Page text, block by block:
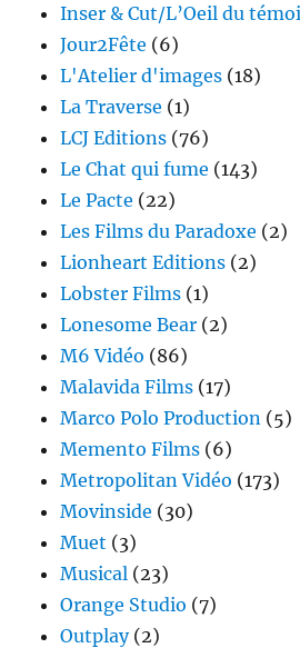
Inser & Cut/L’Oeil du
Jour2Fête (6)
L'Atelier d'images (18)
La Traverse (1)
LCJ Editions (76)
Le Chat qui fume (143)
Le Pacte (22)
Les Films du Paradoxe (2)
Lionheart Editions (2)
Lobster Films (1)
Lonesome Bear (2)
M6 Vidéo (86)
Malavida Films (17)
Marco Polo Production (5)
Memento Films (6)
Metropolitan Vidéo (173)
Movinside (30)
Muet (3)
Musical (23)
Orange Studio (7)
Outplay(2)